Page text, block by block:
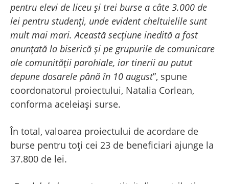
pentru elevi de liceu și trei burse a câte 3.000 de
lei pentru studenți, unde evident cheltuielile sunt
mult mai mari. Această secțiune inedită a fost
anunțată la biserică și pe grupurile de comunicare
ale comunității parohiale, iar tinerii au putut
depune dosarele până în 10 august”, spune
coordonatorul proiectului, Natalia Corlean,
conforma aceleiași surse.
În total, valoarea proiectului de acordare de
burse pentru toți cei 23 de beneficiari ajunge la
37.800 de lei.